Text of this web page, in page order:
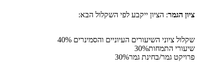
ציון הגמר: הציון ייקבע לפי השקלול הבא:
שקלול ציוני השיעורים העיוניים והסמינרים 40%
שיעורי התמחות30%
פרויקט גמר/בחינת גמר30%